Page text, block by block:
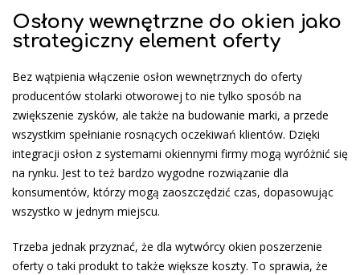
Osłony wewnętrzne do okien jako
strategiczny element oferty
Bez wątpienia włączenie osłon wewnętrznych do oferty
producentów stolarki otworowej to nie tylko sposób na
zwiększenie zysków, ale także na budowanie marki, a przede
wszystkim spełnianie rosnących oczekiwań klientów. Dzięki
integracji osłon z systemami okiennymi firmy mogą wyróżnić się
na rynku. Jest to też bardzo wygodne rozwiązanie dla
konsumentów, którzy mogą zaoszczędzić czas, dopasowując
wszystko w jednym miejscu.
Trzeba jednak przyznać, że dla wytwórcy okien poszerzenie
oferty o taki produkt to także większe koszty. To sprawia, że